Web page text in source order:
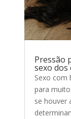
Pressão
sexo dos
Sexo com
para
se houver